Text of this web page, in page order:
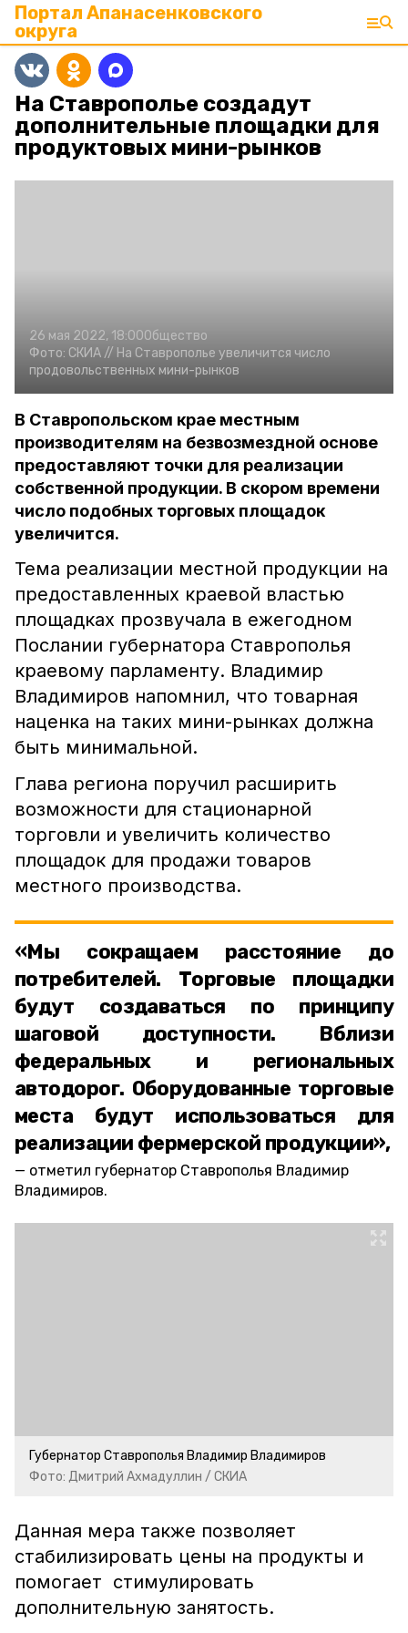
Портал Апанасенковского
округа
На Ставрополье создадут
дополнительные площадки для
продуктовых мини-рынков
26 мая 2022, 18:00Общество
Фото: СКИА // На Ставрополье увеличится число
продовольственных мини-рынков
В Ставропольском крае местным
производителям на безвозмездной основе
предоставляют точки для реализации
собственной продукции. В скором времени
число подобных торговых площадок
увеличится.
Тема реализации местной продукции на
предоставленных краевой властью
площадках прозвучала в ежегодном
Послании губернатора Ставрополья
краевому парламенту. Владимир
Владимиров напомнил, что товарная
наценка на таких мини-рынках должна
быть минимальной.
Глава региона поручил расширить
возможности для стационарной
торговли и увеличить количество
площадок для продажи товаров
местного производства.
«Мы сокращаем расстояние до
потребителей. Торговые площадки
будут создаваться по принципу
шаговой доступности. Вблизи
федеральных и региональных
автодорог. Оборудованные торговые
места будут использоваться для
реализации фермерской продукции»,
отметил губернатор Ставрополья Владимир
Владимиров.
Губернатор Ставрополья Владимир Владимиров
Фото: Дмитрий Ахмадуллин / СКИА
Данная мера также позволяет
стабилизировать цены на продукты и
помогает стимулировать
дополнительную занятость.